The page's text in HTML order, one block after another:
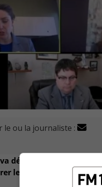
le ou la journaliste :
décider lors de la
les avis publics des